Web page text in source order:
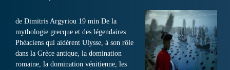
de Dimitris Argyriou 19 min De la
mythologie grecque et des légendaires
Phéaciens qui aidèrent Ulysse, à son rôle
dans la Grèce antique, la domination
romaine, la domination vénitienne, les